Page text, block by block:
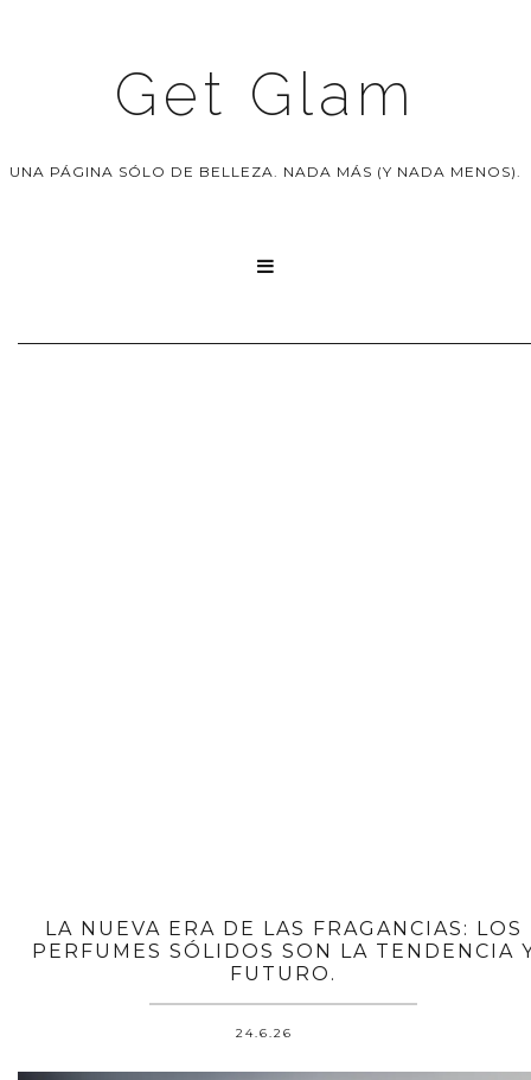
Get Glam
UNA PÁGINA SÓLO DE BELLEZA. NADA MÁS (Y NADA MENOS).

LA NUEVA ERA DE LAS FRAGANCIAS: LOS
PERFUMES SÓLIDOS SON LA TENDENCIA
FUTURO.
24.6.26